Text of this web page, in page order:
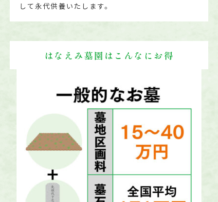
して永代供養いたします。
はなえみ墓園はこんなにお得